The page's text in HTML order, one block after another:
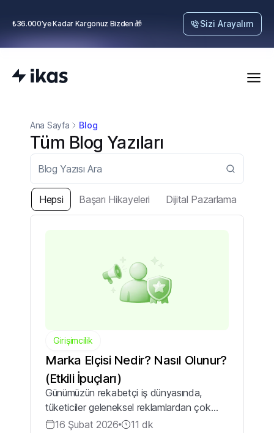
₺36.000’ye Kadar Kargonuz Bizden 🎁 Sizi Arayalım
Ana Sayfa Blog
Tüm Blog Yazıları
Hepsi Başarı Hikayeleri Dijital Pazarlama
Girişimcilik
Marka Elçisi Nedir? Nasıl Olunur?
(Etkili İpuçları)
Günümüzün rekabetçi iş dünyasında,
tüketiciler geleneksel reklamlardan çok
“gerçek” insan hikayelerine ve
16 Şubat 2026 11 dk